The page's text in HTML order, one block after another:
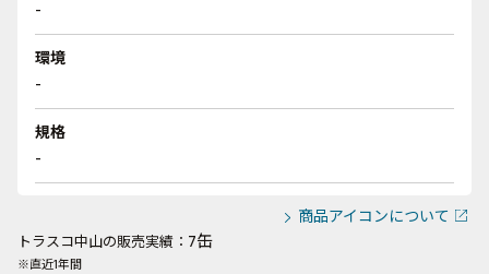
-
環境
-
規格
-
商品アイコンについて
トラスコ中山の販売実績： 7缶
※直近1年間